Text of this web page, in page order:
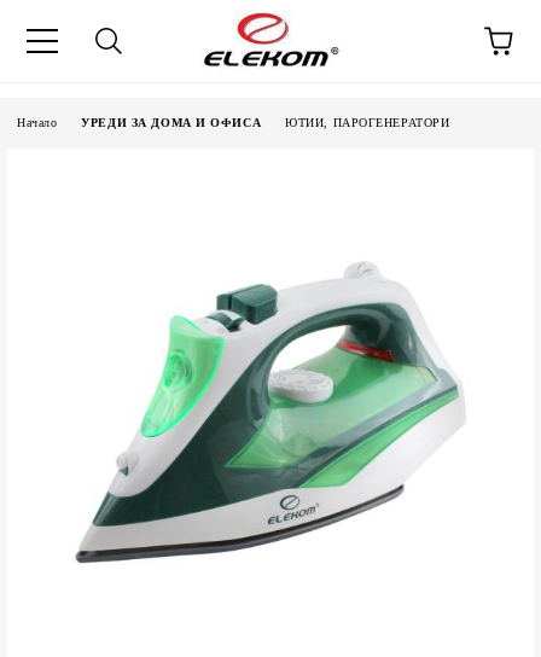
Начало УРЕДИ ЗА ДОМА И ОФИСА ЮТИИ, ПАРОГЕНЕРАТОРИ